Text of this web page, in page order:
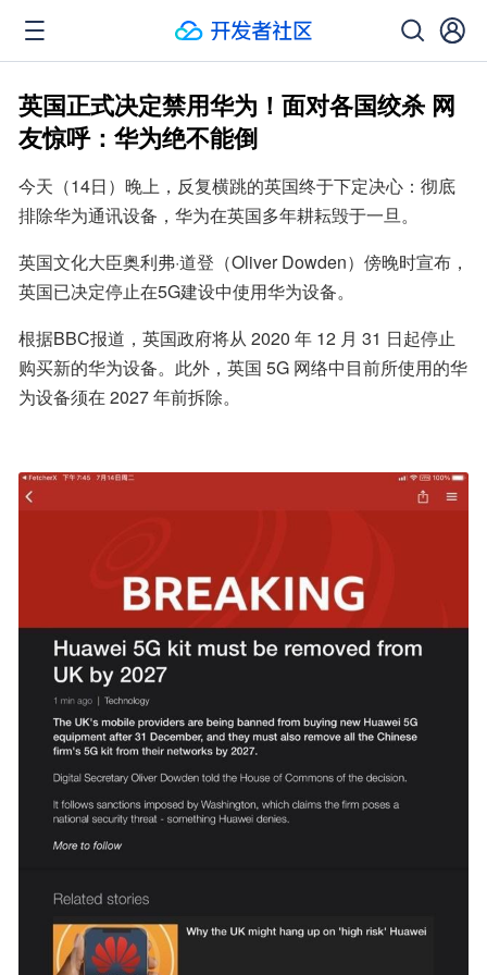
英国正式决定禁用华为！面对各国绞杀 网
友惊呼：华为绝不能倒
今天（14日）晚上，反复横跳的英国终于下定决心：彻底
排除华为通讯设备，华为在英国多年耕耘毁于一旦。
英国文化大臣奥利弗·道登（Oliver Dowden）傍晚时宣布，
英国已决定停止在5G建设中使用华为设备。
根据BBC报道，英国政府将从 2020 年 12 月 31 日起停止
购买新的华为设备。此外，英国 5G 网络中目前所使用的华
为设备须在 2027 年前拆除。